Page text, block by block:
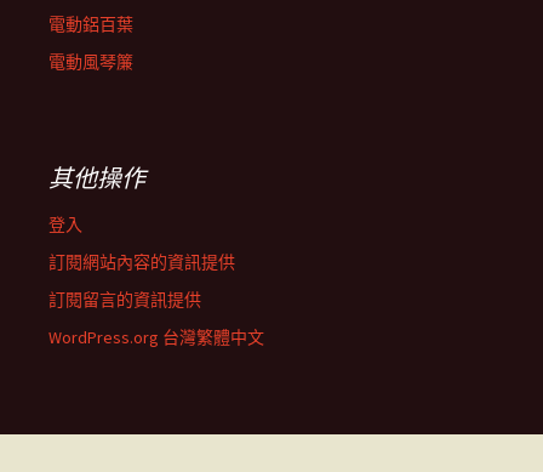
電動鋁百葉
電動風琴簾
其他操作
登入
訂閱網站內容的資訊提供
訂閱留言的資訊提供
WordPress.org 台灣繁體中文